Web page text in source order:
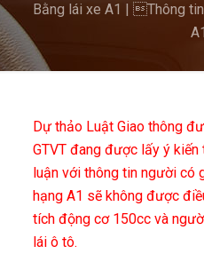
Bằng lái xe A1 | Thông
A1
Dự thảo Luật Giao thông
GTVT đang được lấy ý
luận với thông tin người có
hạng A1 sẽ không được
tích động cơ 150cc và
lái ô tô.